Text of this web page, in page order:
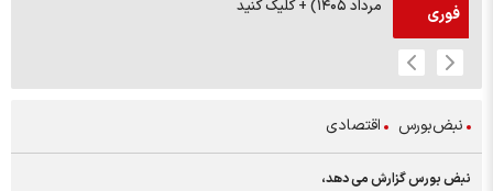
فوری
مرداد ۱۴۰۵) + کلیک کنید
نبض‌بورس اقتصادی
نبض بورس گزارش می دهد،